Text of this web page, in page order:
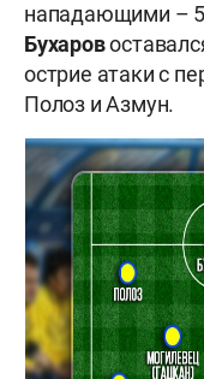
нападающими –
Бухаров
острие атаки с
Полоз и Азмун.